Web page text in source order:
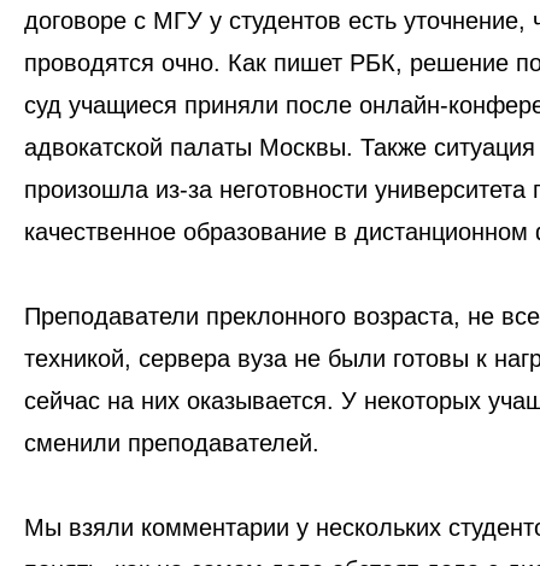
договоре с МГУ у студентов есть уточнение,
проводятся очно. Как пишет РБК, решение
суд учащиеся приняли после онлайн-
адвокатской палаты Москвы. Также
произошла из-за неготовности университета
качественное образование в
Преподаватели преклонного возраста, не
техникой, сервера вуза не были готовы к
сейчас на них оказывается. У некоторых
сменили преподавателей.
Мы взяли комментарии у нескольких